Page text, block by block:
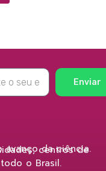
Enviar
da ciência.
centros de
o Brasil.